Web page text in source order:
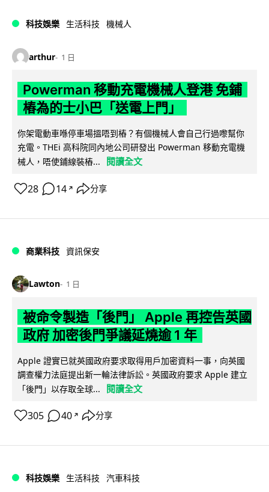
科技娛樂 生活科技 機械人
arthur 1 日
Powerman 移動充電機械人登港 免鋪
樁為的士小巴「送電上門」
你架電動車喺停車場搵唔到樁？有個機械人會自己行過嚟幫你
充電。THEi 高科院同內地公司研發出 Powerman 移動充電機
械人，唔使鋪線裝樁...
閱讀全文
28 14 ↗ 分享
商業科技 資訊保安
Lawton 1 日
被命令製造「後門」 Apple 再控告英國
政府 加密後門爭議延燒逾 1 年
Apple 證實已就英國政府要求取得用戶加密資料一事，向英國
調查權力法庭提出新一輪法律訴訟。英國政府要求 Apple 建立
「後門」以存取全球...
閱讀全文
305 40 ↗ 分享
科技娛樂 生活科技 汽車科技